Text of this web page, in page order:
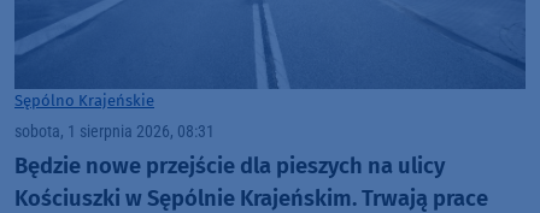
Sępólno Krajeńskie
sobota, 1 sierpnia 2026, 08:31
Będzie nowe przejście dla pieszych na ulicy
Kościuszki w Sępólnie Krajeńskim. Trwają prace